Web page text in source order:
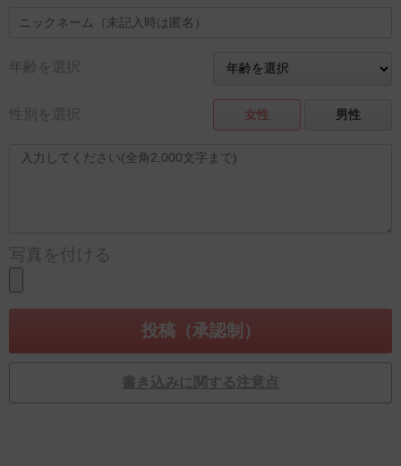
年齢を選択
性別を選択 女性 男性
写真を付ける
書き込みに関する注意点